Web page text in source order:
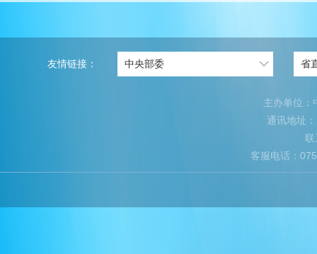
友情链接：
主办单位：
通讯地址
联
客服电话：